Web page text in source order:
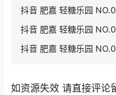
抖音 肥嘉 轻糖乐园
抖音 肥嘉 轻糖乐园
抖音 肥嘉 轻糖乐园
如资源失效 请直接评论